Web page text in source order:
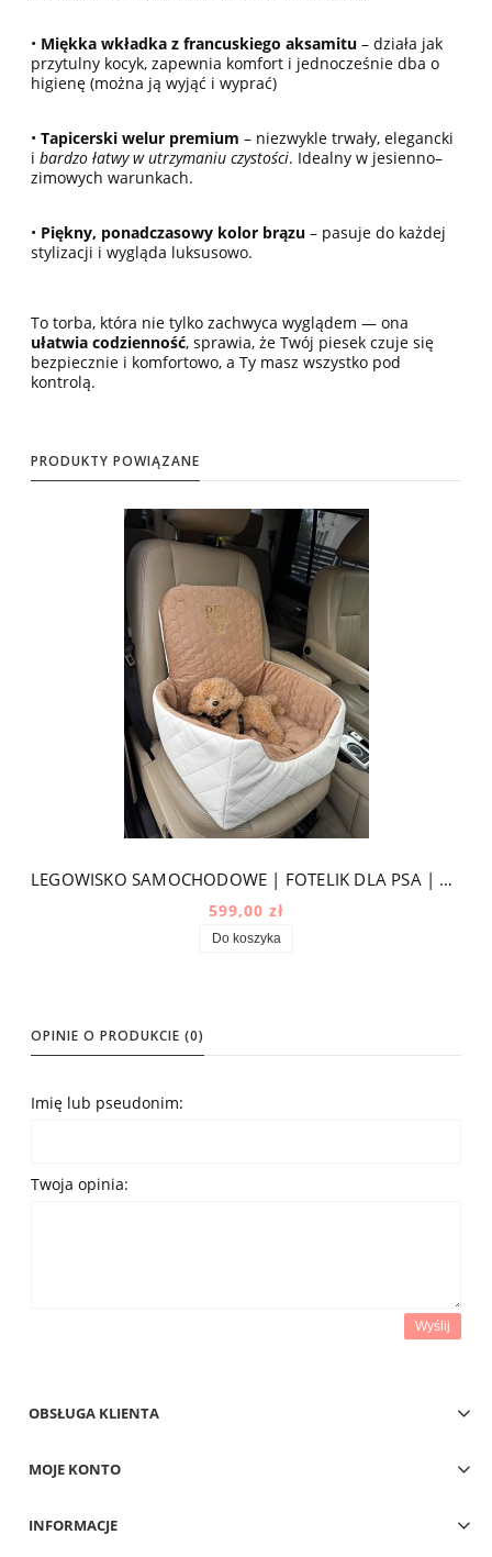
• Miękka wkładka z francuskiego aksamitu – działa jak
przytulny kocyk, zapewnia komfort i jednocześnie dba o
higienę (można ją wyjąć i wyprać)
• Tapicerski welur premium – niezwykle trwały, elegancki
i bardzo łatwy w utrzymaniu czystości. Idealny w jesienno–
zimowych warunkach.
• Piękny, ponadczasowy kolor brązu – pasuje do każdej
stylizacji i wygląda luksusowo.
To torba, która nie tylko zachwyca wyglądem — ona
ułatwia codzienność, sprawia, że Twój piesek czuje się
bezpiecznie i komfortowo, a Ty masz wszystko pod
kontrolą.
PRODUKTY POWIĄZANE
LEGOWISKO SAMOCHODOWE | FOTELIK DLA PSA | BIAŁY
599,00 zł
Do koszyka
OPINIE O PRODUKCIE (0)
Imię lub pseudonim:
Twoja opinia:
Wyślij
OBSŁUGA KLIENTA
MOJE KONTO
INFORMACJE